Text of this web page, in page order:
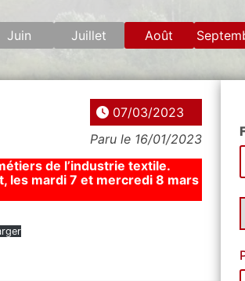
Juin Juillet Août
07/03/2023
Paru le 16/01/2023
de l’industrie textile.
les mardi 7 et mercredi 8 mars